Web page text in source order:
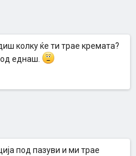
колку ќе ти трае кремата?
еднаш.
под пазуви и ми трае